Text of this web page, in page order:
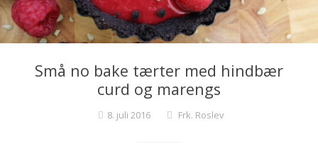
Små no bake tærter med hindbær
curd og marengs
8. juli 2016 Frk. Roslev